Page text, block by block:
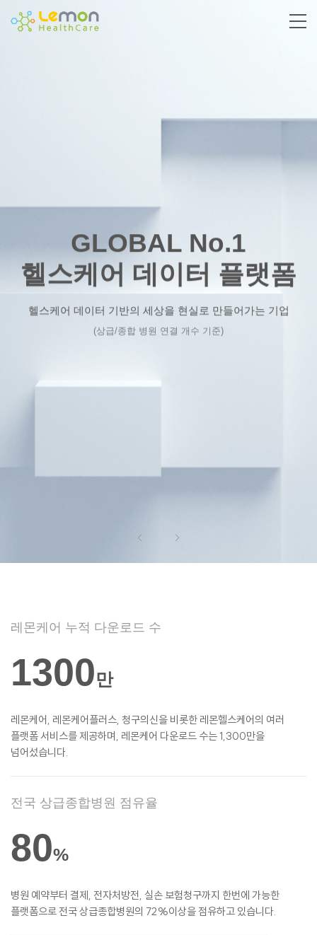
GLOBAL No.1
헬스케어 데이터 플랫폼
헬스케어 데이터 기반의 세상을 현실로 만들어가는 기업
(상급/종합 병원 연결 개수 기준)
레몬케어 누적 다운로드 수
1300만
레몬케어, 레몬케어플러스, 청구의신을 비롯한 레몬헬스케어의 여러
플랫폼 서비스를 제공하며, 레몬케어 다운로드 수는 1,300만을
넘어섰습니다.
전국 상급종합병원 점유율
80%
병원 예약부터 결제, 전자처방전, 실손 보험청구까지 한번에 가능한
플랫폼으로 전국 상급종합병원의 72%이상을 점유하고 있습니다.